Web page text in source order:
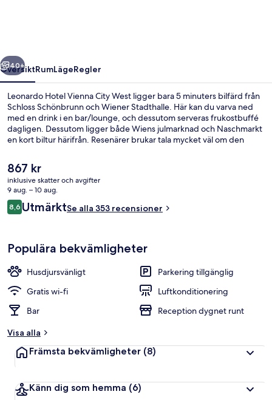
Nästa
40+
ÖversiktRumLägeRegler
Leonardo Hotel Vienna City West ligger bara 5 minuters bilfärd från
Schloss Schönbrunn och Wiener Stadthalle. Här kan du varva ned
med en drink i en bar/lounge, och dessutom serveras frukostbuffé
dagligen. Dessutom ligger både Wiens julmarknad och Naschmarkt
en kort biltur härifrån. Resenärer brukar tala mycket väl om den
närheten. Till Gumpendorfer Straße spårvagnshållplats tar det 4
minuter att gå och till Gumpendorfer Strasse U-Bahn är det 4
minuter.
Det
nuvarande
priset
är
867 kr
867 kr
inklusive skatter och avgifter
9 aug. – 10 aug.
Recensioner
8,68,6 av 10,
UtmärktSe alla 353 recensioner
Populära bekvämligheter
Husdjursvänligt
Parkering tillgänglig
Gratis wi-fi
Luftkonditionering
Bar
Reception dygnet runt
Visa alla
Främsta bekvämligheter (8)
Känn dig som hemma (6)